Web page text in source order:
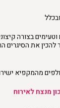
בצורה
את הסיגרים
מהמקפיא
מנצח לאירוח